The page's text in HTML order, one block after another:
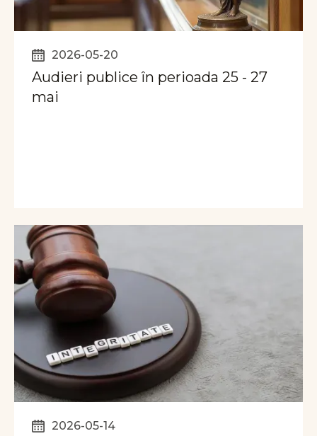
2026-05-20
Audieri publice în perioada 25 - 27
mai
2026-05-14